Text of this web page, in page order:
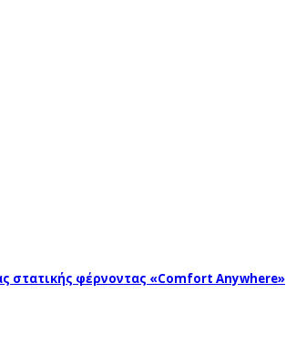
στατικής φέρνοντας «Comfort Anywhere»